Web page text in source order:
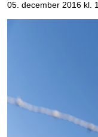
05. december 2016 kl.